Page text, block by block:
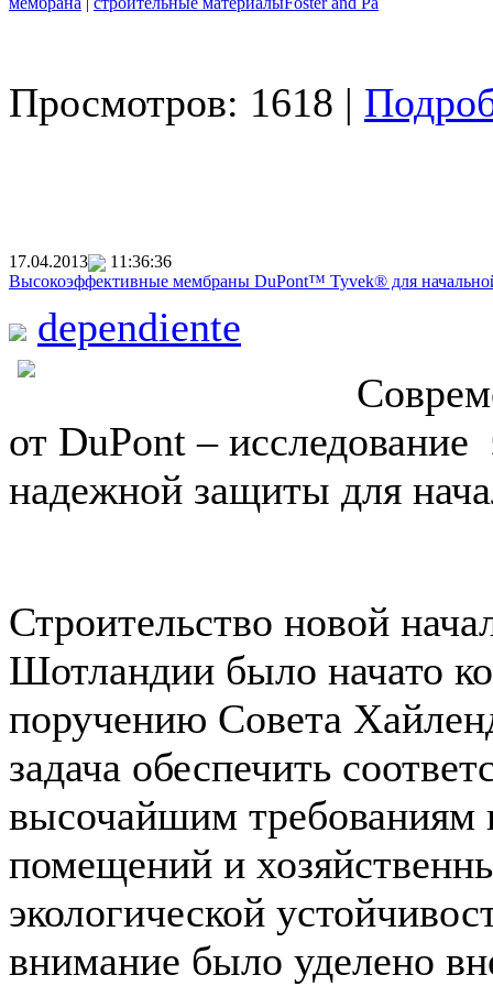
Просмотров: 1618 |
17.04.2013
11:36:36
Высокоэффективные мембраны DuPont™ Tyvek® для
dependiente
от DuPont –
надежной защиты для
Строительство новой
Шотландии было начато
поручению Совета
задача обеспечить
высочайшим требованиям
помещений и
экологической
внимание было уделено